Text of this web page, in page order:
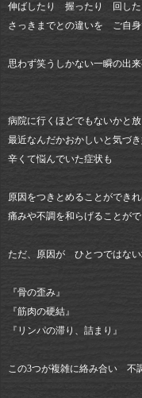
伸ばしたり 握ったり 回し
さっきまでとの違いを ご自
思わず笑うしかない一瞬の出
病院に行くほどでもないかと
最近なんだかおかしいと気づ
辛くて悩んでいた症状も
原因をつきとめることができ
痛みや不調を和らげることが
ただ、原因が ひとつではない
『骨の歪み』
『筋肉の硬結』
『リンパの滞り、詰まり』
この3つが複雑に絡み合い 不